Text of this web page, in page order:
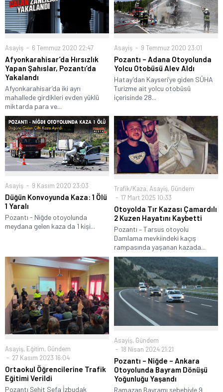
Asayiş 6 Temmuz 2020 22:47
Afyonkarahisar’da Hırsızlık
Yapan Şahıslar, Pozantı’da
Yakalandı
Afyonkarahisar’da iki ayrı
mahallede girdikleri evden yüklü
miktarda para ve...
Asayiş 9 Temmuz 2020 23:01
Pozantı – Adana Otoyolunda
Yolcu Otobüsü Alev Aldı
Hatay’dan Kayseri’ye giden SÜHA
Turizme ait yolcu otobüsü
içerisinde 28...
Asayiş 9 Kasım 2020 23:03
Düğün Konvoyunda Kaza: 1 Ölü
1 Yaralı
Pozantı - Niğde otoyolunda
meydana gelen kaza da 1 kişi...
Trafik/Kaza, Asayiş, Gündem
17 Mart 2025 10:33
Otoyolda Tır Kazası Çamardılı
2 Kuzen Hayatını Kaybetti
Pozantı – Tarsus otoyolu
Damlama mevkiindeki kaçış
rampasında yaşanan kazada...
Asayiş, Eğitim, Gündem
27 Kasım 2023 16:04
Ortaokul Öğrencilerine Trafik
Eğitimi Verildi
Pozantı Şehit Sefa İzbudak
Asayiş, Gündem
18 Nisan 2024 21:21
Pozantı – Niğde – Ankara
Otoyolunda Bayram Dönüşü
Yoğunluğu Yaşandı
Ramazan Bayramı sebebiyle 9